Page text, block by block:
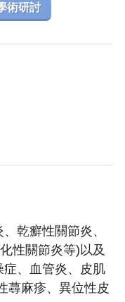
術研討
乾癬性關節炎、
性關節炎等)以及
、血管炎、皮肌
蕁麻疹、異位性皮